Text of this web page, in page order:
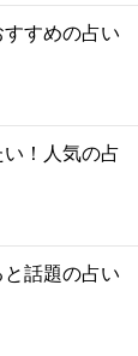
すめの占い
！人気の占
話題の占い